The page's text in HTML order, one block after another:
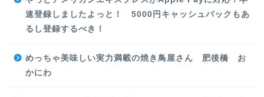
速登録しましたよっと！ 5000円キャッシュバックもあ
るし登録するべき！
めっちゃ美味しい実力満載の焼き鳥屋さん 肥後橋 お
かにわ